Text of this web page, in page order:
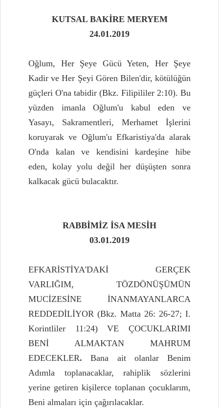
KUTSAL BAKİRE MERYEM
24.01.2019
Oğlum, Her Şeye Gücü Yeten, Her Şeye
Kadir ve Her Şeyi Gören Bilen'dir, kötülüğün
güçleri O'na tabidir (Bkz. Filipililer 2:10). Bu
yüzden imanla Oğlum'u kabul eden ve
Yasayı, Sakramentleri, Merhamet İşlerini
koruyarak ve Oğlum'u Efkaristiya'da alarak
O'nda kalan ve kendisini kardeşine hibe
eden, kolay yolu değil her düşüşten sonra
kalkacak gücü bulacaktır.
RABBİMİZ İSA MESİH
03.01.2019
EFKARİSTİYA'DAKİ GERÇEK
VARLIĞIM, TÖZDÖNÜŞÜMÜN
MUCİZESİNE İNANMAYANLARCA
REDDEDİLİYOR (Bkz. Matta 26: 26-27; I.
Korintliler 11:24) VE ÇOCUKLARIMI
BENİ ALMAKTAN MAHRUM
EDECEKLER.Bana ait olanlar Benim
Adımla toplanacaklar, rahiplik sözlerini
yerine getiren kişilerce toplanan çocuklarım,
Beni almaları için çağırılacaklar.